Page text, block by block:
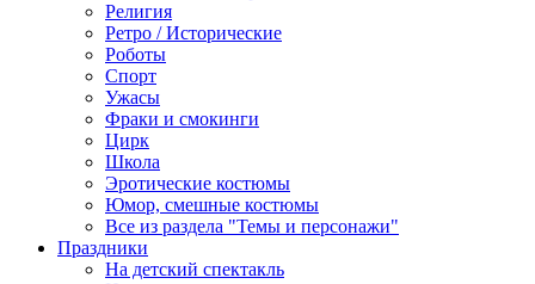
Религия
Ретро / Исторические
Роботы
Спорт
Ужасы
Фраки и смокинги
Цирк
Школа
Эротические костюмы
Юмор, смешные костюмы
Все из раздела "Темы и персонажи"
Праздники
На детский спектакль